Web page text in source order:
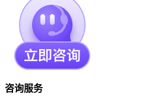
咨询服务